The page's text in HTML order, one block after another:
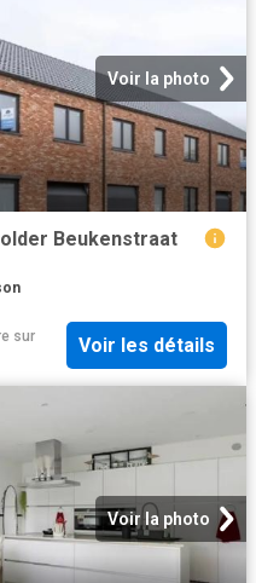
Voir la photo
Beukenstraat
sur
Voir les détails
Voir la photo